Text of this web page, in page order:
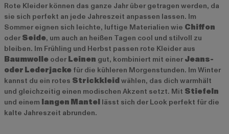
Rote Kleider können das ganze Jahr über getragen werden, da
sie sich perfekt an jede Jahreszeit anpassen lassen. Im
Sommer eignen sich leichte, luftige Materialien wie Chiffon
oder Seide, um auch an heißen Tagen cool und stilvoll zu
bleiben. Im Frühling und Herbst passen rote Kleider aus
Baumwolle oder Leinen gut, kombiniert mit einer Jeans-
oder Lederjacke für die kühleren Morgenstunden. Im Winter
kannst du ein rotes Strickkleidwählen, das dich warmhält
und gleichzeitig einen modischen Akzent setzt. Mit Stiefeln
und einem langen Mantel lässt sich der Look perfekt für die
kalte Jahreszeit abrunden.